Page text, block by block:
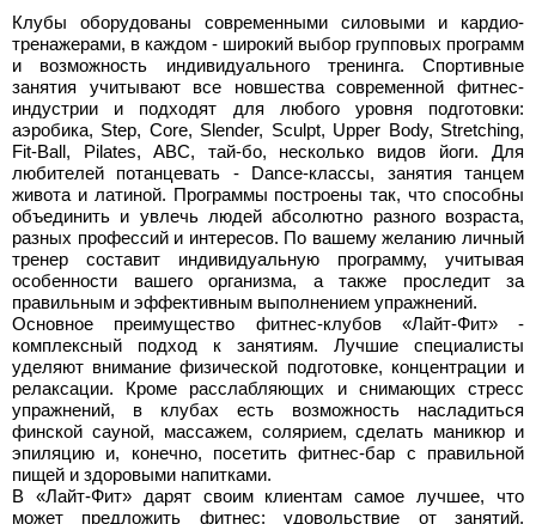
Клубы оборудованы современными силовыми и кардио-
тренажерами, в каждом - широкий выбор групповых программ
и возможность индивидуального тренинга. Спортивные
занятия учитывают все новшества современной фитнес-
индустрии и подходят для любого уровня подготовки:
аэробика, Step, Core, Slender, Sculpt, Upper Body, Stretching,
Fit-Ball, Pilates, ABC, тай-бо, несколько видов йоги. Для
любителей потанцевать - Dance-классы, занятия танцем
живота и латиной. Программы построены так, что способны
объединить и увлечь людей абсолютно разного возраста,
разных профессий и интересов. По вашему желанию личный
тренер составит индивидуальную программу, учитывая
особенности вашего организма, а также проследит за
правильным и эффективным выполнением упражнений.
Основное преимущество фитнес-клубов «Лайт-Фит» -
комплексный подход к занятиям. Лучшие специалисты
уделяют внимание физической подготовке, концентрации и
релаксации. Кроме расслабляющих и снимающих стресс
упражнений, в клубах есть возможность насладиться
финской сауной, массажем, солярием, сделать маникюр и
эпиляцию и, конечно, посетить фитнес-бар с правильной
пищей и здоровыми напитками.
В «Лайт-Фит» дарят своим клиентам самое лучшее, что
может предложить фитнес: удовольствие от занятий,